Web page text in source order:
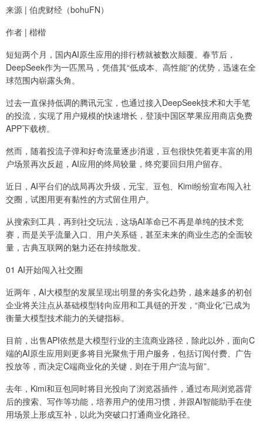
来源 | 伯虎财经（bohuFN）
作者 | 楷楷
短短两个月，国内AI原生应用的排行榜就被数次颠覆。春节后，
DeepSeek作为一匹黑马，凭借其“低成本、高性能”的优势，迅速在全
球范围内崭露头角。
过去一直保持低调的腾讯元宝，也通过接入DeepSeek技术和大手笔
的投流，实现了用户规模的快速增长，登顶中国区苹果应用商店免费
APP下载榜。
然而，随着投流子弹和好奇流量逐步消退，豆包很快凭着更丰富的用
户场景再次反超，AI应用的终局较量，终究要回归用户留存。
近日，AI平台们的战局再次升级，元宝、豆包、Kimi纷纷宣布闯入社
交圈，试图用更有黏性的方式留住用户。
从搜索到工具，再到社交玩法，这场AI革命已不再是单纯的技术竞
赛，而是关乎流量入口、用户关系链，甚至未来的商业生态的全面较
量，古典互联网的魅力还在持续散发。
01 AI开始闯入社交圈
近两年，AI大模型的发展呈现出明显的务实化趋势，越来越多的初创
企业将关注点从基础模型转向应用和工具链的开发，“商业化”已成为
衡量大模型技术能力的关键指标。
目前，出售API依然是大模型行业的主流商业路径，除此以外，面向C
端的AI原生应用则更多将目光聚焦于用户服务，包括订阅付费、广告
投放等，而决定C端商业化的关键，则在于用户“流与留”。
去年，Kimi和豆包同时将目光投向了浏览器插件，通过布局浏览器背
后的搜索、写作等功能，培养用户的使用习惯，并跟AI智能助手在使
用场景上形成互补，以此为突破口打通商业化路径。